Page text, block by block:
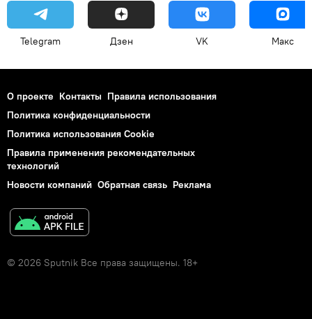
Telegram Дзен VK Макс
О проекте Контакты Правила использования
Политика конфиденциальности
Политика использования Cookie
Правила применения рекомендательных
технологий
Новости компаний Обратная связь Реклама
© 2026 Sputnik Все права защищены. 18+